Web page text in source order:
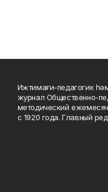
Ижтимағи-педагогик
журнал Общественно-
методический
с 1920 года. Главный